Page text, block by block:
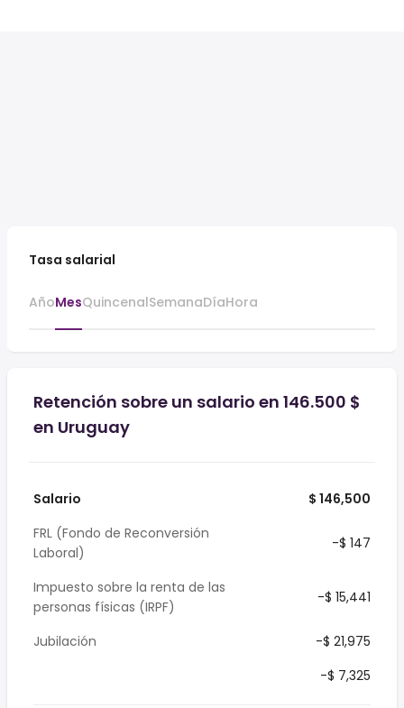
Tasa salarial
AñoMesQuincenalSemanaDíaHora
Retención sobre un salario en 146.500 $
en Uruguay
Salario
$ 146,500
FRL (Fondo de Reconversión
Laboral)
-$ 147
Impuesto sobre la renta de las
personas físicas (IRPF)
-$ 15,441
Jubilación
-$ 21,975
-$ 7,325